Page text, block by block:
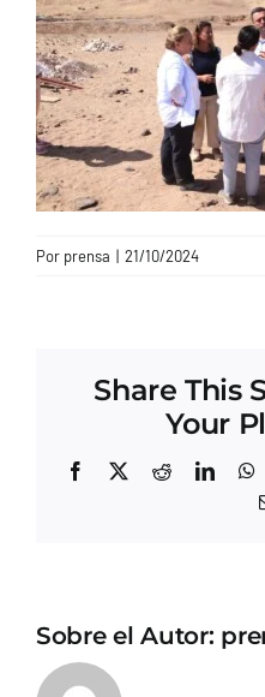
CONTACTO
Por prensa | 21/10/2024
Share This
Your
Facebook
X Reddit
Sobre el Autor: